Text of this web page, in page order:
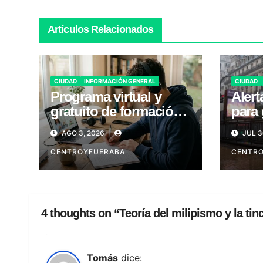
Artículos Relacionados
CIUDAD INFORMACIÓN GENERAL
Programa virtual y
gratuito de formación
laboral en CABA
AGO 3, 2026
CENTROYFUERABA
CIUDAD
para
JUL
4 thoughts on “Teoría del milipismo y la
Tomás dice: